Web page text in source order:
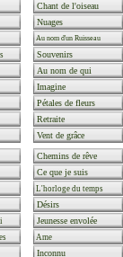
Inconnu
Ame
Jeunesse envolée
Désirs
L'horloge du temps
Ce que je suis
Chemins de rêve
Vent de grâce
Retraite
Pétales de fleurs
Imagine
Au nom de qui
Souvenirs
Au nom d'un Ruisseau
Nuages
Chant de l'oiseau